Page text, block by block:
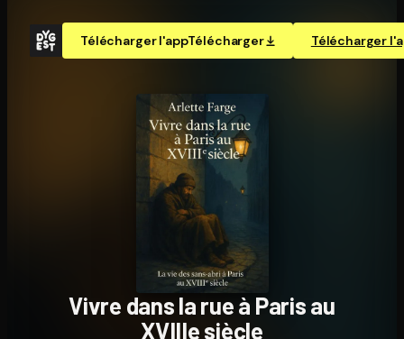
Télécharger l'appTélécharger Télécharger
Vivre dans la rue à Paris au
XVIIIe siècle